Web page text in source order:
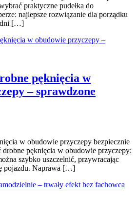
praktyczne pudełka do
najlepsze rozwiązanie dla porządku
[…]
pęknięcia w
– sprawdzone
w obudowie przyczepy bezpiecznie
drobne pęknięcia w obudowie przyczepy:
szybko uszczelnić, przywracając
pojazdu. Naprawa […]